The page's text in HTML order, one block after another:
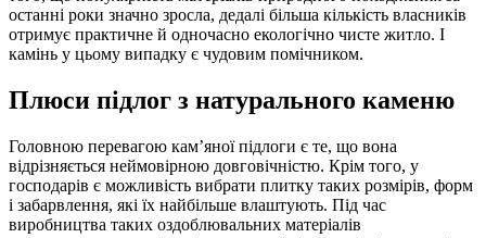
останні роки значно зросла, дедалі більша кількість власників
отримує практичне й одночасно екологічно чисте житло. І
камінь у цьому випадку є чудовим помічником.
Плюси підлог з натурального каменю
Головною перевагою кам’яної підлоги є те, що вона
відрізняється неймовірною довговічністю. Крім того, у
господарів є можливість вибрати плитку таких розмірів, форм
і забарвлення, які їх найбільше влаштують. Під час
виробництва таких оздоблювальних матеріалів